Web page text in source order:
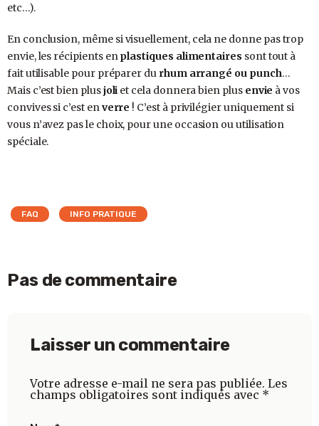
etc…).
En conclusion, même si visuellement, cela ne donne pas trop
envie, les récipients enplastiques alimentaires sont tout à
fait utilisable pour préparer du rhum arrangé ou punch…
Mais c’est bien plusjoli et cela donnera bien plus envie à vos
convives si c’est enverre ! C’est à privilégier uniquement si
vous n’avez pas le choix, pour une occasion ou utilisation
spéciale.
FAQ INFO PRATIQUE
Pas de commentaire
Laisser un commentaire
Votre adresse e-mail ne sera pas publiée. Les
champs obligatoires sont indiqués avec *